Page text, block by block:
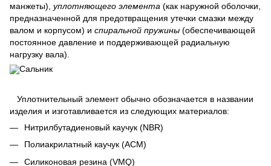
манжеты), уплотняющего элемента (как наружной оболочки,
предназначенной для предотвращения утечки смазки между
валом и корпусом) и спиральной пружины (обеспечивающей
постоянное давление и поддерживающей радиальную
нагрузку вала).
Уплотнительный элемент обычно обозначается в названии
изделия и изготавливается из следующих материалов:
Нитрилбутадиеновый каучук (NBR)
Полиакрилатный каучук (ACM)
Силиконовая резина (VMQ)